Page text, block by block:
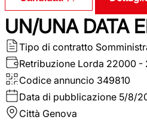
UN/UNA DATA
Tipo di contratto
Retribuzione Lorda 22000 -
Codice annuncio 349810
Data di pubblicazione 5/8/
Città Genova